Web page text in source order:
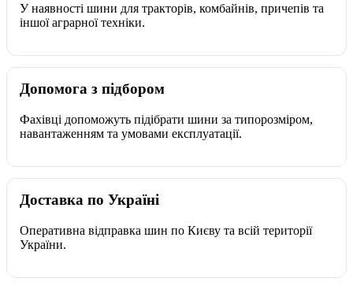
У наявності шини для тракторів, комбайнів, причепів та
іншої аграрної техніки.
Допомога з підбором
Фахівці допоможуть підібрати шини за типорозміром,
навантаженням та умовами експлуатації.
Доставка по Україні
Оперативна відправка шин по Києву та всій території
України.